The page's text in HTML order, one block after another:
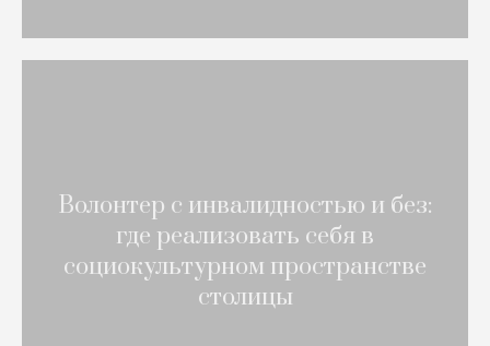
Волонтер с инвалидностью и без:
где реализовать себя в
социокультурном пространстве
столицы